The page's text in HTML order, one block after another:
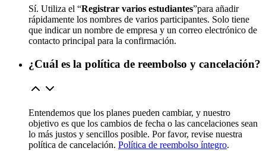
Sí. Utiliza el “Registrar varios estudiantes”para añadir
rápidamente los nombres de varios participantes. Solo tiene
que indicar un nombre de empresa y un correo electrónico de
contacto principal para la confirmación.
¿Cuál es la política de reembolso y cancelación?
Entendemos que los planes pueden cambiar, y nuestro
objetivo es que los cambios de fecha o las cancelaciones sean
lo más justos y sencillos posible. Por favor, revise nuestra
política de cancelación. Política de reembolso íntegro.